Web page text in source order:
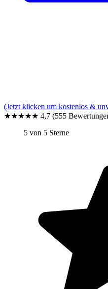
(Jetzt klicken um kostenlos &
★★★★★ 4,7 (555
5 von 5 Sterne